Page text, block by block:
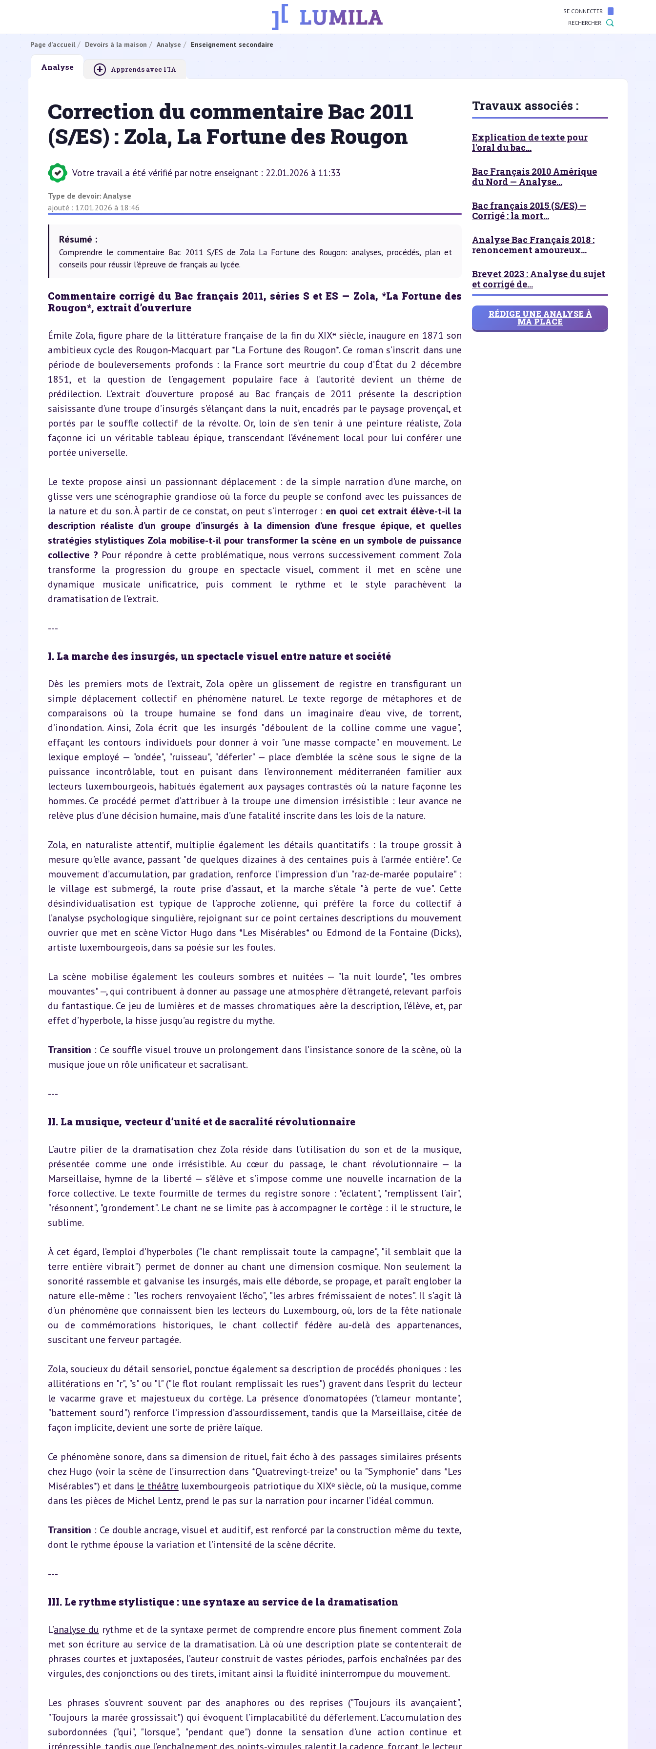
SE CONNECTER
RECHERCHER
Page d’accueil Devoirs à la maison Analyse Enseignement secondaire
Analyse + Apprends avec l'IA
Correction du commentaire Bac 2011
(S/ES) : Zola, La Fortune des Rougon
Votre travail a été vérifié par notre enseignant : 22.01.2026 à 11:33
Type de devoir: Analyse
ajouté : 17.01.2026 à 18:46
Résumé :
Comprendre le commentaire Bac 2011 S/ES de Zola La Fortune des Rougon: analyses, procédés, plan et
conseils pour réussir l'épreuve de français au lycée.
Commentaire corrigé du Bac français 2011, séries S et ES — Zola, *La Fortune des
Rougon*, extrait d’ouverture
Émile Zola, figure phare de la littérature française de la fin du XIXᵉ siècle, inaugure en 1871 son
ambitieux cycle des Rougon-Macquart par *La Fortune des Rougon*. Ce roman s’inscrit dans une
période de bouleversements profonds : la France sort meurtrie du coup d’État du 2 décembre
1851, et la question de l’engagement populaire face à l’autorité devient un thème de
prédilection. L’extrait d’ouverture proposé au Bac français de 2011 présente la description
saisissante d’une troupe d’insurgés s’élançant dans la nuit, encadrés par le paysage provençal, et
portés par le souffle collectif de la révolte. Or, loin de s’en tenir à une peinture réaliste, Zola
façonne ici un véritable tableau épique, transcendant l’événement local pour lui conférer une
portée universelle.
Le texte propose ainsi un passionnant déplacement : de la simple narration d’une marche, on
glisse vers une scénographie grandiose où la force du peuple se confond avec les puissances de
la nature et du son. À partir de ce constat, on peut s’interroger : en quoi cet extrait élève-t-il la
description réaliste d’un groupe d’insurgés à la dimension d’une fresque épique, et quelles
stratégies stylistiques Zola mobilise-t-il pour transformer la scène en un symbole de puissance
collective ? Pour répondre à cette problématique, nous verrons successivement comment Zola
transforme la progression du groupe en spectacle visuel, comment il met en scène une
dynamique musicale unificatrice, puis comment le rythme et le style parachèvent la
dramatisation de l’extrait.
---
I. La marche des insurgés, un spectacle visuel entre nature et société
Dès les premiers mots de l’extrait, Zola opère un glissement de registre en transfigurant un
simple déplacement collectif en phénomène naturel. Le texte regorge de métaphores et de
comparaisons où la troupe humaine se fond dans un imaginaire d’eau vive, de torrent,
d’inondation. Ainsi, Zola écrit que les insurgés "déboulent de la colline comme une vague",
effaçant les contours individuels pour donner à voir "une masse compacte" en mouvement. Le
lexique employé — "ondée", "ruisseau", "déferler" — place d’emblée la scène sous le signe de la
puissance incontrôlable, tout en puisant dans l’environnement méditerranéen familier aux
lecteurs luxembourgeois, habitués également aux paysages contrastés où la nature façonne les
hommes. Ce procédé permet d’attribuer à la troupe une dimension irrésistible : leur avance ne
relève plus d’une décision humaine, mais d’une fatalité inscrite dans les lois de la nature.
Zola, en naturaliste attentif, multiplie également les détails quantitatifs : la troupe grossit à
mesure qu’elle avance, passant "de quelques dizaines à des centaines puis à l’armée entière". Ce
mouvement d’accumulation, par gradation, renforce l’impression d’un "raz-de-marée populaire" :
le village est submergé, la route prise d’assaut, et la marche s’étale "à perte de vue". Cette
désindividualisation est typique de l’approche zolienne, qui préfère la force du collectif à
l’analyse psychologique singulière, rejoignant sur ce point certaines descriptions du mouvement
ouvrier que met en scène Victor Hugo dans *Les Misérables* ou Edmond de la Fontaine (Dicks),
artiste luxembourgeois, dans sa poésie sur les foules.
La scène mobilise également les couleurs sombres et nuitées — "la nuit lourde", "les ombres
mouvantes" —, qui contribuent à donner au passage une atmosphère d’étrangeté, relevant parfois
du fantastique. Ce jeu de lumières et de masses chromatiques aère la description, l’élève, et, par
effet d’hyperbole, la hisse jusqu’au registre du mythe.
Transition : Ce souffle visuel trouve un prolongement dans l’insistance sonore de la scène, où la
musique joue un rôle unificateur et sacralisant.
---
II. La musique, vecteur d’unité et de sacralité révolutionnaire
L’autre pilier de la dramatisation chez Zola réside dans l’utilisation du son et de la musique,
présentée comme une onde irrésistible. Au cœur du passage, le chant révolutionnaire — la
Marseillaise, hymne de la liberté — s’élève et s’impose comme une nouvelle incarnation de la
force collective. Le texte fourmille de termes du registre sonore : "éclatent", "remplissent l’air",
"résonnent", "grondement". Le chant ne se limite pas à accompagner le cortège : il le structure, le
sublime.
À cet égard, l’emploi d’hyperboles ("le chant remplissait toute la campagne", "il semblait que la
terre entière vibrait") permet de donner au chant une dimension cosmique. Non seulement la
sonorité rassemble et galvanise les insurgés, mais elle déborde, se propage, et paraît englober la
nature elle-même : "les rochers renvoyaient l'écho", "les arbres frémissaient de notes". Il s’agit là
d’un phénomène que connaissent bien les lecteurs du Luxembourg, où, lors de la fête nationale
ou de commémorations historiques, le chant collectif fédère au-delà des appartenances,
suscitant une ferveur partagée.
Zola, soucieux du détail sensoriel, ponctue également sa description de procédés phoniques : les
allitérations en "r", "s" ou "l" ("le flot roulant remplissait les rues") gravent dans l’esprit du lecteur
le vacarme grave et majestueux du cortège. La présence d’onomatopées ("clameur montante",
"battement sourd") renforce l’impression d’assourdissement, tandis que la Marseillaise, citée de
façon implicite, devient une sorte de prière laïque.
Ce phénomène sonore, dans sa dimension de rituel, fait écho à des passages similaires présents
chez Hugo (voir la scène de l’insurrection dans *Quatrevingt-treize* ou la "Symphonie" dans *Les
Misérables*) et dans le théâtre luxembourgeois patriotique du XIXᵉ siècle, où la musique, comme
dans les pièces de Michel Lentz, prend le pas sur la narration pour incarner l’idéal commun.
Transition : Ce double ancrage, visuel et auditif, est renforcé par la construction même du texte,
dont le rythme épouse la variation et l’intensité de la scène décrite.
---
III. Le rythme stylistique : une syntaxe au service de la dramatisation
L’analyse du rythme et de la syntaxe permet de comprendre encore plus finement comment Zola
met son écriture au service de la dramatisation. Là où une description plate se contenterait de
phrases courtes et juxtaposées, l’auteur construit de vastes périodes, parfois enchaînées par des
virgules, des conjonctions ou des tirets, imitant ainsi la fluidité ininterrompue du mouvement.
Les phrases s’ouvrent souvent par des anaphores ou des reprises ("Toujours ils avançaient",
"Toujours la marée grossissait") qui évoquent l’implacabilité du déferlement. L’accumulation des
subordonnées ("qui", "lorsque", "pendant que") donne la sensation d’une action continue et
Travaux associés :
Explication de texte pour
l'oral du bac...
Bac Français 2010 Amérique
du Nord — Analyse...
Bac français 2015 (S/ES) —
Corrigé : la mort...
Analyse Bac Français 2018 :
renoncement amoureux...
Brevet 2023 : Analyse du sujet
et corrigé de...
RÉDIGE UNE ANALYSE À
MA PLACE